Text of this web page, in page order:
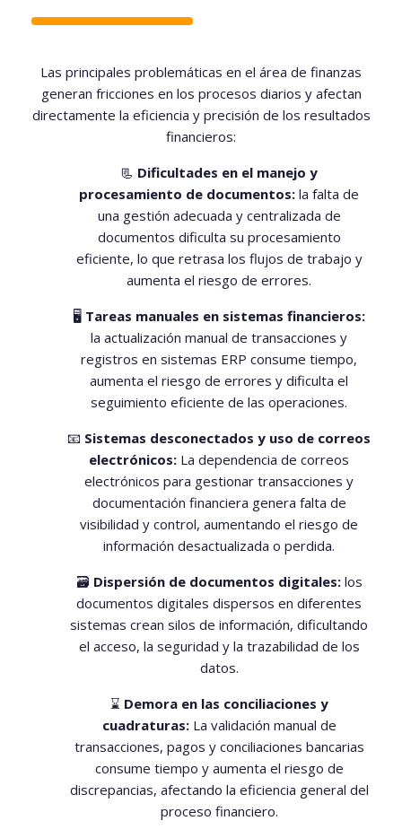
Las principales problemáticas en el área de finanzas
generan fricciones en los procesos diarios y afectan
directamente la eficiencia y precisión de los resultados
financieros:
📃 Dificultades en el manejo y
procesamiento de documentos: la falta de
una gestión adecuada y centralizada de
documentos dificulta su procesamiento
eficiente, lo que retrasa los flujos de trabajo y
aumenta el riesgo de errores.
🖥️ Tareas manuales en sistemas financieros:
la actualización manual de transacciones y
registros en sistemas ERP consume tiempo,
aumenta el riesgo de errores y dificulta el
seguimiento eficiente de las operaciones.
📧 Sistemas desconectados y uso de correos
electrónicos: La dependencia de correos
electrónicos para gestionar transacciones y
documentación financiera genera falta de
visibilidad y control, aumentando el riesgo de
información desactualizada o perdida.
🗃️ Dispersión de documentos digitales:los
documentos digitales dispersos en diferentes
sistemas crean silos de información, dificultando
el acceso, la seguridad y la trazabilidad de los
datos.
⌛ Demora en las conciliaciones y
cuadraturas:La validación manual de
transacciones, pagos y conciliaciones bancarias
consume tiempo y aumenta el riesgo de
discrepancias, afectando la eficiencia general del
proceso financiero.